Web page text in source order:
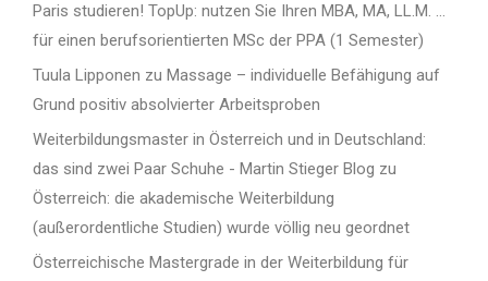
Paris studieren! TopUp: nutzen Sie Ihren MBA, MA, LL.M. …
für einen berufsorientierten MSc der PPA (1 Semester)
Tuula Lipponen zu Massage – individuelle Befähigung auf
Grund positiv absolvierter Arbeitsproben
Weiterbildungsmaster in Österreich und in Deutschland:
das sind zwei Paar Schuhe - Martin Stieger Blog zu
Österreich: die akademische Weiterbildung
(außerordentliche Studien) wurde völlig neu geordnet
Österreichische Mastergrade in der Weiterbildung für